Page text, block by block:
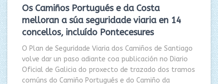
Os Camiños Portugués e da Costa
melloran a súa seguridade viaria en 14
concellos, incluído Pontecesures
O Plan de Seguridade Viaria dos Camiños de Santiago
volve dar un paso adiante coa publicación no Diario
Oficial de Galicia do proxecto de trazado dos tramos
comúns do Camiño Portugués e do Camiño da